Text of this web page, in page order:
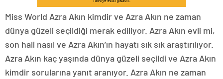
Miss World Azra Akın kimdir ve Azra Akın ne zaman
dünya güzeli seçildiği merak ediliyor. Azra Akın evli mi,
son hali nasıl ve Azra Akın’ın hayatı sık sık araştırılıyor.
Azra Akın kaç yaşında dünya güzeli seçildi ve Azra Akın
kimdir sorularına yanıt aranıyor. Azra Akın ne zaman